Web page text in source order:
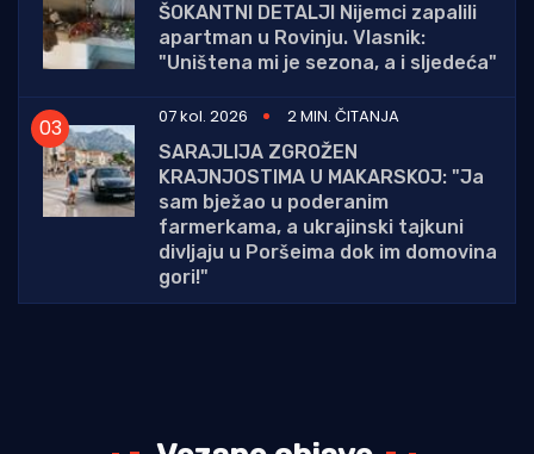
ŠOKANTNI DETALJI Nijemci zapalili
apartman u Rovinju. Vlasnik:
"Uništena mi je sezona, a i sljedeća"
07 kol. 2026
2 MIN. ČITANJA
SARAJLIJA ZGROŽEN
KRAJNJOSTIMA U MAKARSKOJ: "Ja
sam bježao u poderanim
farmerkama, a ukrajinski tajkuni
divljaju u Poršeima dok im domovina
gori!"